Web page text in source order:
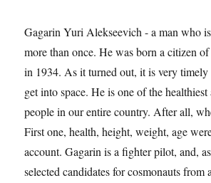
Gagarin Yuri Alekseevich - a man who
more than once. He was born a citizen
in 1934. As it turned out, it is very
get into space. He is one of the
people in our entire country. After all,
First one, health, height, weight, age
account. Gagarin is a fighter pilot, and,
selected candidates for cosmonauts from